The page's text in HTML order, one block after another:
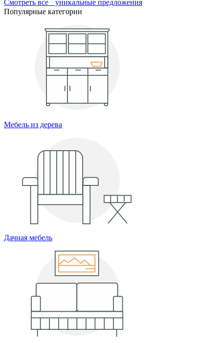
Смотреть все уникальные предложения
Популярные категории
Мебель из дерева
Дачная мебель